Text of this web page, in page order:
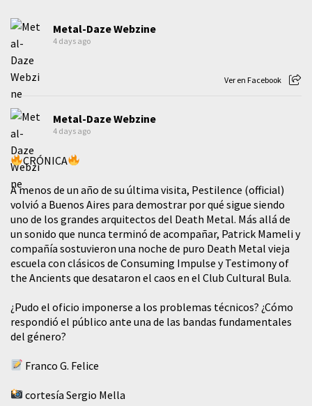
Metal-Daze Webzine
4 days ago
Ver en Facebook
Metal-Daze Webzine
4 days ago
CRÓNICA
A menos de un año de su última visita, Pestilence (official)
volvió a Buenos Aires para demostrar por qué sigue siendo
uno de los grandes arquitectos del Death Metal. Más allá de
un sonido que nunca terminó de acompañar, Patrick Mameli y
compañía sostuvieron una noche de puro Death Metal vieja
escuela con clásicos de Consuming Impulse y Testimony of
the Ancients que desataron el caos en el Club Cultural Bula.
¿Pudo el oficio imponerse a los problemas técnicos? ¿Cómo
respondió el público ante una de las bandas fundamentales
del género?
Franco G. Felice
cortesía Sergio Mella